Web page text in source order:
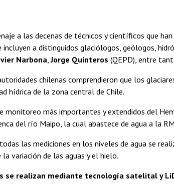
a las decenas de técnicos y científicos que
a distinguidos glaciólogos, geólogos,
Narbona,Jorge Quinteros (QEPD), entre
chilenas comprendieron que los
hídrica de la zona central de Chile.
monitoreo más importantes y extendidos del
del río Maipo, la cual abastece de agua a la
las mediciones en los niveles de agua se
variación de las aguas y el hielo.
se realizan mediante tecnología satelital y